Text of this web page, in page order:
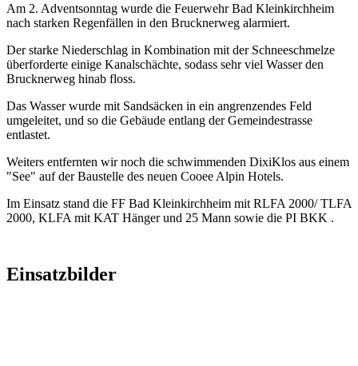
Am 2. Adventsonntag wurde die Feuerwehr Bad Kleinkirchheim
nach starken Regenfällen in den Brucknerweg alarmiert.
Der starke Niederschlag in Kombination mit der Schneeschmelze
überforderte einige Kanalschächte, sodass sehr viel Wasser den
Brucknerweg hinab floss.
Das Wasser wurde mit Sandsäcken in ein angrenzendes Feld
umgeleitet, und so die Gebäude entlang der Gemeindestrasse
entlastet.
Weiters entfernten wir noch die schwimmenden DixiKlos aus einem
"See" auf der Baustelle des neuen Cooee Alpin Hotels.
Im Einsatz stand die FF Bad Kleinkirchheim mit RLFA 2000/ TLFA
2000, KLFA mit KAT Hänger und 25 Mann sowie die PI BKK .
Einsatzbilder